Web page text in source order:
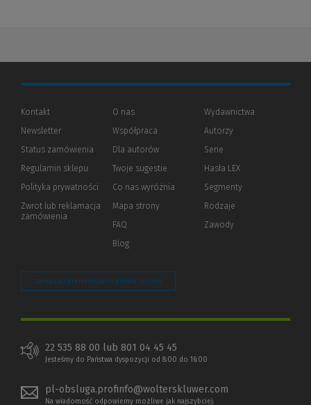
Kontakt
Newsletter
Status zamówienia
Regulamin sklepu
Polityka prywatności (Nowe
(Link
innej
Zwrot lub reklamacja
zamówienia
O nas
Współpraca
Dla autorów(Nowe
(Link
innej
strony)
Twoje sugestie
Co nas wyróżnia
Mapa strony
FAQ
Blog
Wydawnictwa
Autorzy
Serie
Hasła LEX
Segmenty
Rodzaje
Zawody
Zarządzaj preferencjami plików cookie
22 535 88 00 lub 801 04 45 45
Jesteśmy do Państwa dyspozycji od 8:00 do 16:00
pl-obsluga.profinfo@wolterskluwer.com
Na wiadomość odpowiemy możliwe jak najszybciej.